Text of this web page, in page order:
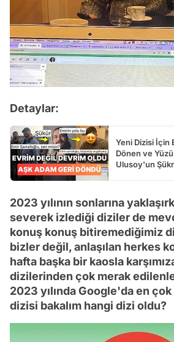
Detaylar:
Yeni Dizisi İçin
Dönen ve
Ulusoy'un
2023 yılının sonlarına
severek izlediği diziler de
konuş konuş bitiremediğimiz
bizler değil, anlaşılan herkes
hafta başka bir kaosla
dizilerinden çok merak
2023 yılında Google'da en çok
dizisi bakalım hangi dizi oldu?